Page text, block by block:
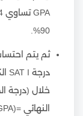
90%.
النهائي =(GPA المحول)×0.6 + (SAT I المحول) × 0.4.